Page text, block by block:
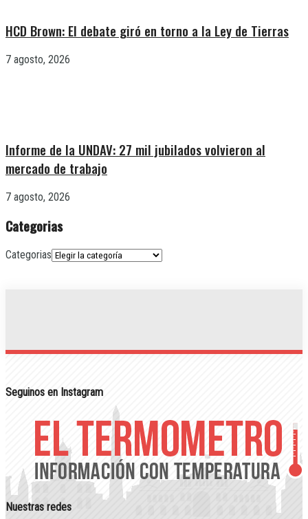
HCD Brown: El debate giró en torno a la Ley de Tierras
7 agosto, 2026
Informe de la UNDAV: 27 mil jubilados volvieron al
mercado de trabajo
7 agosto, 2026
Categorias
Categorias
Seguinos en Instagram
Nuestras redes